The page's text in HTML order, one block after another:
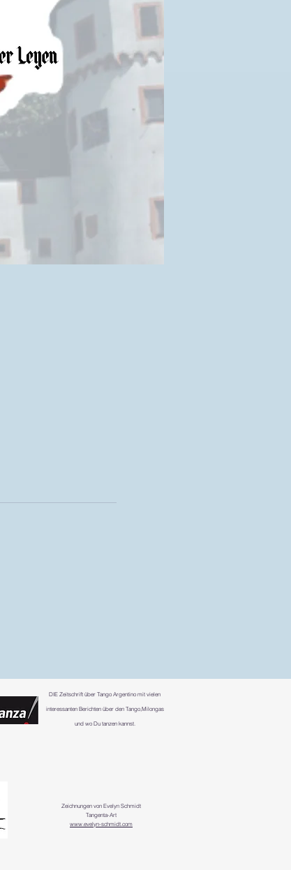
DIE Zeitschrift über Tango Argentino mit vielen
interessanten Berichten über den Tango,Milongas
und wo Du tanzen kannst.
Zeichnungen von Evelyn Schmidt
Tangenta-Art
www.evelyn-schmidt.com